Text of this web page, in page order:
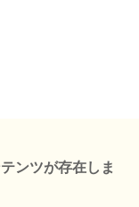
ンツが存在しま